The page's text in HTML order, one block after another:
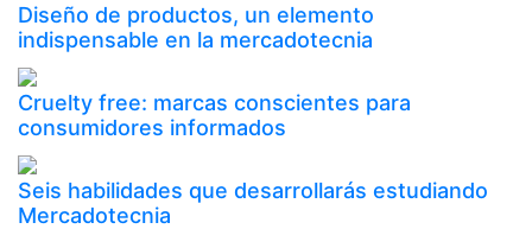
Diseño de productos, un elemento
indispensable en la mercadotecnia
Cruelty free: marcas conscientes para
consumidores informados
Seis habilidades que desarrollarás estudiando
Mercadotecnia